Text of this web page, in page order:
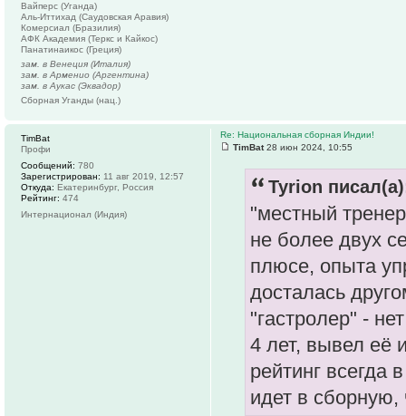
Вайперс (Уганда)
Аль-Иттихад (Саудовская Аравия)
Комерсиал (Бразилия)
АФК Академия (Теркс и Кайкос)
Панатинаикос (Греция)
зам. в Венеция (Италия)
зам. в Арменио (Аргентина)
зам. в Аукас (Эквадор)
Сборная Уганды (нац.)
Re: Национальная сборная Индии!
TimBat28 июн 2024, 10:55
Tyrion
"местный
не более двух
плюсе, опыта
досталась
"гастролер" -
4 лет, вывел её
рейтинг всегда
идет в сборную,
TimBat
Профи
Сообщений: 780
Зарегистрирован: 11 авг 2019, 12:57
Откуда: Екатеринбург, Россия
Рейтинг: 474
Интернационал (Индия)